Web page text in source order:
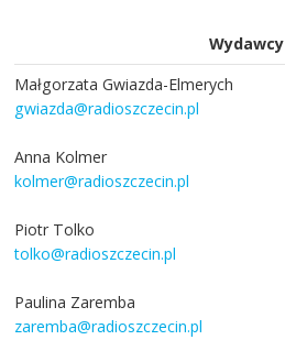
Wydawcy
Małgorzata Gwiazda-Elmerych
gwiazda@radioszczecin.pl
Anna Kolmer
kolmer@radioszczecin.pl
Piotr Tolko
tolko@radioszczecin.pl
Paulina Zaremba
zaremba@radioszczecin.pl